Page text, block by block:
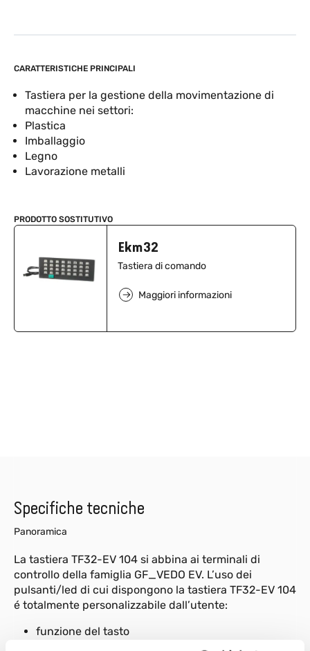
CARATTERISTICHE PRINCIPALI
Tastiera per la gestione della movimentazione di
macchine nei settori:
Plastica
Imballaggio
Legno
Lavorazione metalli
PRODOTTO SOSTITUTIVO
Ekm32
Tastiera di comando
Maggiori informazioni
Specifiche tecniche
Panoramica
La tastiera TF32-EV 104 si abbina ai terminali di
controllo della famiglia GF_VEDO EV. L’uso dei
pulsanti/led di cui dispongono la tastiera TF32-EV 104
é totalmente personalizzabile dall’utente:
funzione del tasto